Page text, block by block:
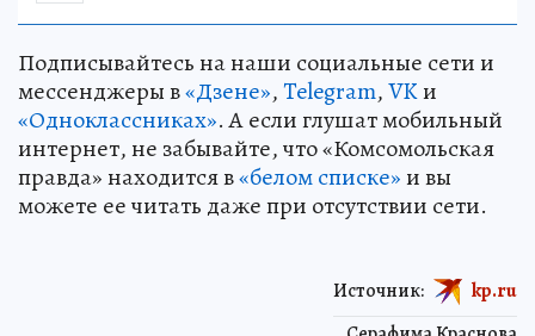
Подписывайтесь на наши социальные сети и
мессенджеры в«Дзене»,Telegram,VKи
«Одноклассниках». А если глушат мобильный
интернет, не забывайте, что «Комсомольская
правда» находится в«белом списке»и вы
можете ее читать даже при отсутствии сети.
Источник: kp.ru